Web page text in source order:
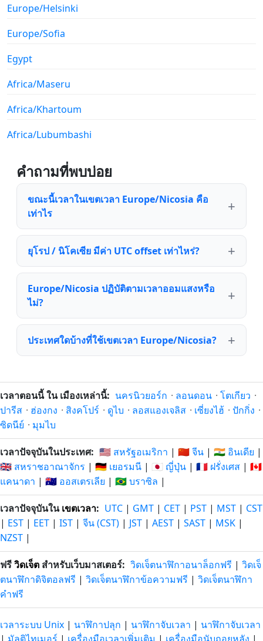
Europe/Helsinki
Europe/Sofia
Egypt
Africa/Maseru
Africa/Khartoum
Africa/Lubumbashi
คำถามที่พบบ่อย
ขณะนี้เวลาในเขตเวลา Europe/Nicosia คือ
เท่าไร
ยุโรป / นิโคเซีย มีค่า UTC offset เท่าไหร่?
Europe/Nicosia ปฏิบัติตามเวลาออมแสงหรือ
ไม่?
ประเทศใดบ้างที่ใช้เขตเวลา Europe/Nicosia?
เวลาตอนนี้ ใน เมืองเหล่านี้: นครนิวยอร์ก · ลอนดอน · โตเกียว ·
ปารีส · ฮ่องกง · สิงคโปร์ · ดูไบ · ลอสแองเจลิส · เซี่ยงไฮ้ · ปักกิ่ง ·
ซิดนีย์ · มุมไบ
เวลาปัจจุบันในประเทศ: 🇺🇸 สหรัฐอเมริกา | 🇨🇳 จีน | 🇮🇳 อินเดีย |
🇬🇧 สหราชอาณาจักร | 🇩🇪 เยอรมนี | 🇯🇵 ญี่ปุ่น | 🇫🇷 ฝรั่งเศส | 🇨🇦
แคนาดา | 🇦🇺 ออสเตรเลีย | 🇧🇷 บราซิล |
เวลาปัจจุบันในเขตเวลา: UTC | GMT | CET | PST | MST | CST
| EST | EET | IST | จีน (CST) | JST | AEST | SAST | MSK |
NZST |
ฟรีวิดเจ็ต สำหรับเว็บมาสเตอร์: วิดเจ็ตนาฬิกาอนาล็อกฟรี | วิดเจ็
ตนาฬิกาดิจิตอลฟรี | วิดเจ็ตนาฬิกาข้อความฟรี | วิดเจ็ตนาฬิกา
คำฟรี
เวลาระบบ Unix | นาฬิกาปลุก | นาฬิกาจับเวลา | นาฬิกาจับเวลา